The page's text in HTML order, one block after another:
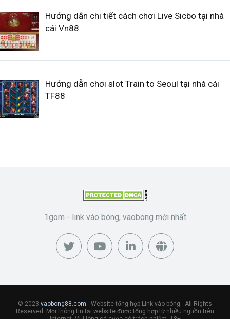
Hướng dẫn chi tiết cách chơi Live Sicbo tại nhà
cái Vn88
Hướng dẫn chơi slot Train to Seoul tại nhà cái
TF88
1gom - link vào bóng, vaobong mới nhất
© 2023 vaobong88.com - Website tổng hợp Link vào bóng - All Rights
Reserved. Mọi thông tin tại website được tổng hợp từ nhiều nguồn trên